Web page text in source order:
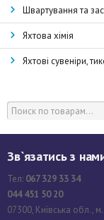
Швартування та
Яхтова хімія
Яхтові сувеніри,
Зв`язатись з
Тел: 067 329 33 34
044 451 50 20
07300, Київська обл.,